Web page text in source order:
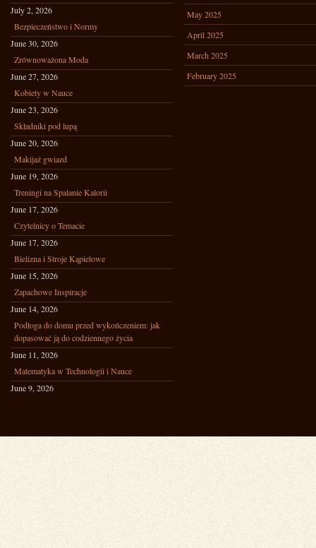
July 2, 2026
Bezpieczeństwo i Normy
June 30, 2026
Zrównoważona Moda
June 27, 2026
Kobiety w Nauce
June 23, 2026
Składniki pod lupą
June 20, 2026
Makijaż gwiazd
June 19, 2026
Treningi na Spalanie Kalorii
June 17, 2026
Czytelnicy o Temacie
June 17, 2026
Bielizna i Stroje Kąpielowe
June 15, 2026
Zapachowe Inspiracje
June 14, 2026
Podłoga do domu przed wykończeniem: jak
dopasować ją do codziennego życia
June 11, 2026
Matematyka w Technologii i Nauce
June 9, 2026
May 2025
April 2025
March 2025
February 2025